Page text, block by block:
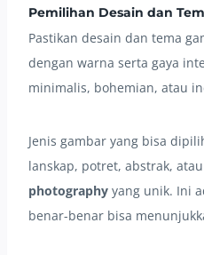
Pemilihan Desain dan
Pastikan desain dan tema
dengan warna serta gaya
minimalis, bohemian, atau
Jenis gambar yang bisa
lanskap, potret, abstrak,
photography yang unik. Ini
benar-benar bisa